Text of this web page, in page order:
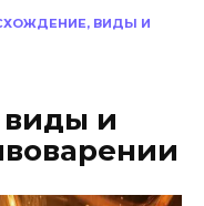
ВИДЫ И
и